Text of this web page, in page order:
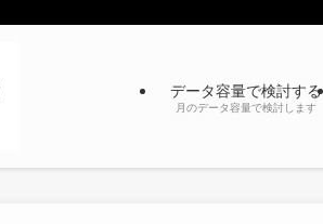
データ容量で検討する
月のデータ容量で検討します